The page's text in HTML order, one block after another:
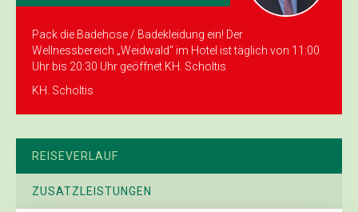
Pack die Badehose / Badekleidung ein! Der
Wellnessbereich „Weidwald“ im Hotel ist täglich von 11:00
Uhr bis 20:30 Uhr geöffnet.KH. Scholtis
KH. Scholtis
REISEVERLAUF
ZUSATZLEISTUNGEN